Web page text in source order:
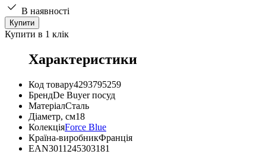
В наявності
Купити
Купити в 1 клік
Характеристики
Код товару4293795259
БрендDe Buyer посуд
МатеріалСталь
Діаметр, см18
КолекціяForce Blue
Країна-виробникФранція
EAN3011245303181